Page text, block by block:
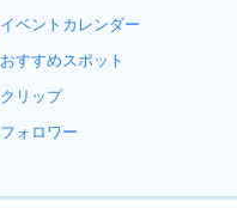
イベントカレンダー
おすすめスポット
クリップ
フォロワー